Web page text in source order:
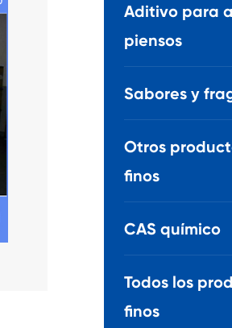
Aditivo para
piensos
Sabores y
Otros
finos
CAS químico
Todos los
finos